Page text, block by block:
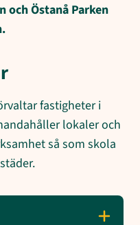
och Östanå Parken
fastigheter i
lokaler och
så som skola